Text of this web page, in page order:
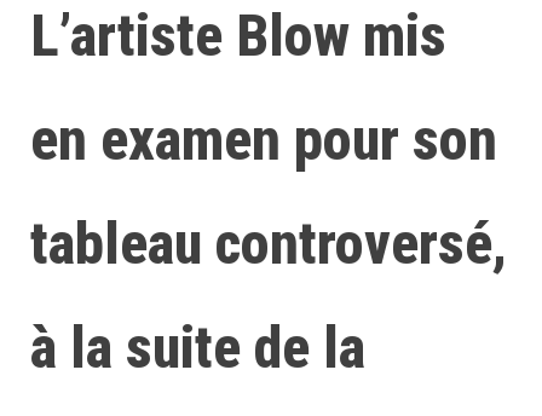
L’artiste Blow mis
en examen pour son
tableau controversé,
à la suite de la